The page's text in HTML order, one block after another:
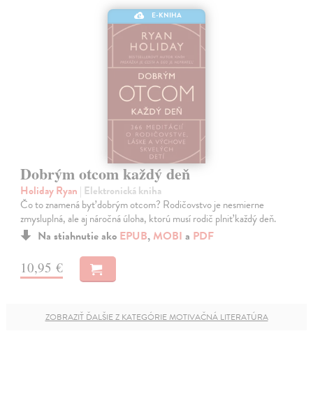
E-KNIHA
Dobrým otcom každý deň
Holiday Ryan | Elektronická kniha
Čo to znamená byť dobrým otcom? Rodičovstvo je nesmierne
zmysluplná, ale aj náročná úloha, ktorú musí rodič plniť každý deň.
Na stiahnutie ako EPUB, MOBI a PDF
10,95 €
ZOBRAZIŤ ĎALŠIE Z KATEGÓRIE MOTIVAČNÁ LITERATÚRA